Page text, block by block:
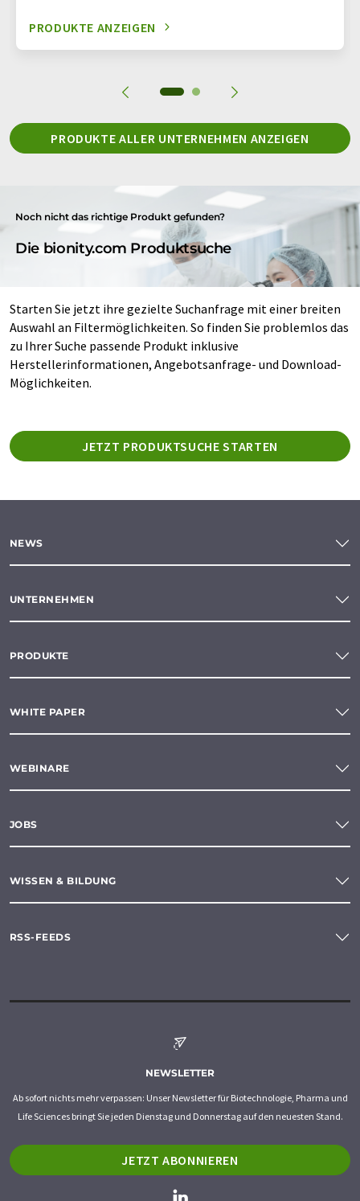
PRODUKTE ANZEIGEN
PRODUKTE ALLER UNTERNEHMEN ANZEIGEN
Noch nicht das richtige Produkt gefunden?
Die bionity.com Produktsuche
Starten Sie jetzt ihre gezielte Suchanfrage mit einer breiten
Auswahl an Filtermöglichkeiten. So finden Sie problemlos das
zu Ihrer Suche passende Produkt inklusive
Herstellerinformationen, Angebotsanfrage- und Download-
Möglichkeiten.
JETZT PRODUKTSUCHE STARTEN
NEWS
UNTERNEHMEN
PRODUKTE
WHITE PAPER
WEBINARE
JOBS
WISSEN & BILDUNG
RSS-FEEDS
NEWSLETTER
Ab sofort nichts mehr verpassen: Unser Newsletter für Biotechnologie, Pharma und
Life Sciences bringt Sie jeden Dienstag und Donnerstag auf den neuesten Stand.
JETZT ABONNIEREN